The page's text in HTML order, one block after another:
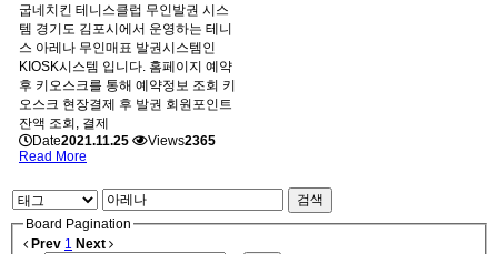
굽네치킨 테니스클럽 무인발권 시스
템 경기도 김포시에서 운영하는 테니
스 아레나 무인매표 발권시스템인
KIOSK시스템 입니다. 홈페이지 예약
후 키오스크를 통해 예약정보 조회 키
오스크 현장결제 후 발권 회원포인트
잔액 조회, 결제
Date2021.11.25 Views2365
Read More
검색
Board Pagination
Prev 1 Next